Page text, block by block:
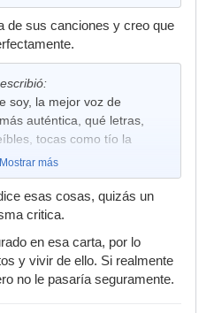
de sus canciones y creo que
soy, la mejor voz de
auténtica, qué letras,
tocas como tío la
Mostrar más
esas cosas, quizás un
critica.
en esa carta, por lo
y vivir de ello. Si realmente
no le pasaría seguramente.